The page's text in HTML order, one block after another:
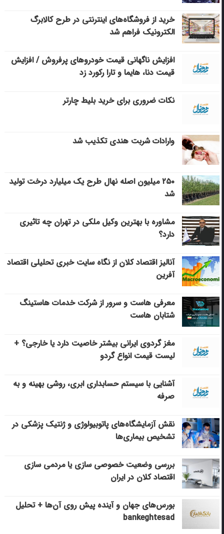
خرید از فروشگاه‌های اینترنتی در طرح کالابرگ
الکترونیک فراهم شد
افزایش ناگهانی قیمت خودروهای پرفروش / افزایش
قیمت دنا، هایما و تارا رکورد زد
نکات ضروری برای خرید بلیط چارتر
وارادات شربت هندی تکذیب شد
۲۵۰ میلیون اصله نهال طرح یک میلیارد درخت تولید
شد
مشاوره با بهترین وکیل ملکی در تهران چه تاثیری
دارد؟
آنالیز اقتصاد کلان از نگاه سایت خبری تحلیلی اقتصاد
آفرین
معرفی هاست و سرور از شرکت خدمات هاستینگ
شتابان هاست
مغز گردوی ایرانی بیشتر خاصیت دارد یا خارجی؟ +
لیست قیمت انواع گردو
آشنایی با سیستم حسابداری ابری، روشی بهینه و به
صرفه
نقش آزمایشگاه‌های پاتوبیولوژی و ژنتیک پزشکی در
تشخیص بیماری‌ها
بررسی وضعیت خصوصی سازی یا مردمی سازی
اقتصاد کلان در ایران
بورس‌های جهان و آینده پیش روی آن‌ها + تحلیل
bankeghtesad